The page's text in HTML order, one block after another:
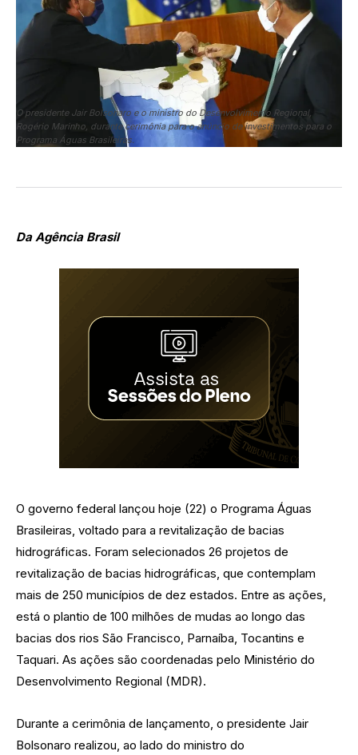
O presidente Jair Bolsonaro e o ministro do Desenvolvimento Regional,
Rogério Marinho, durante cerimônia para o anúncio de investimentos para o
Programa Águas Brasileiras.
Da Agência Brasil
O governo federal lançou hoje (22) o Programa Águas
Brasileiras, voltado para a revitalização de bacias
hidrográficas. Foram selecionados 26 projetos de
revitalização de bacias hidrográficas, que contemplam
mais de 250 municípios de dez estados. Entre as ações,
está o plantio de 100 milhões de mudas ao longo das
bacias dos rios São Francisco, Parnaíba, Tocantins e
Taquari. As ações são coordenadas pelo Ministério do
Desenvolvimento Regional (MDR).
Durante a cerimônia de lançamento, o presidente Jair
Bolsonaro realizou, ao lado do ministro do